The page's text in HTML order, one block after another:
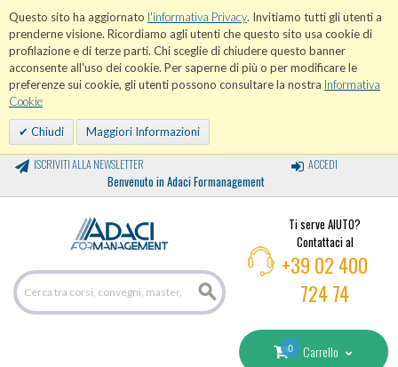
Questo sito ha aggiornato l'informativa Privacy. Invitiamo tutti gli utenti a
prenderne visione. Ricordiamo agli utenti che questo sito usa cookie di
profilazione e di terze parti. Chi sceglie di chiudere questo banner
acconsente all'uso dei cookie. Per saperne di più o per modificare le
preferenze sui cookie, gli utenti possono consultare la nostra Informativa
Cookie
Chiudi Maggiori Informazioni
ISCRIVITI ALLA NEWSLETTER
Benvenuto in Adaci Formanagement
ACCEDI
Ti serve AIUTO?
Contattaci al
+39 02 400
724 74
0 Carrello